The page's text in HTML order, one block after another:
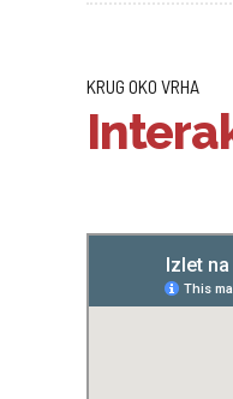
KRUG OKO VRHA